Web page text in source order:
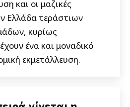
και οι μαζικές
Ελλάδα τεράστιων
κυρίως
ένα και μοναδικό
εκμετάλλευση.